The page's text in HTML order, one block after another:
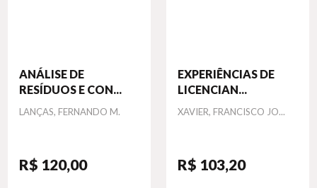
ANÁLISE DE
RESÍDUOS E CON...
Autor
LANÇAS, FERNANDO M.
R$ 120,00
EXPERIÊNCIAS DE
LICENCIAN...
Autor
XAVIER, FRANCISCO JO...
R$ 103,20